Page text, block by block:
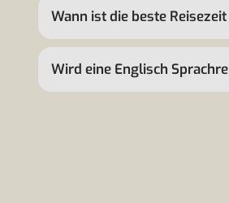
Wann ist die beste
Wird eine Englisch